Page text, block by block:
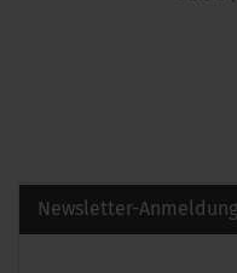
Newsletter-Anmeldung